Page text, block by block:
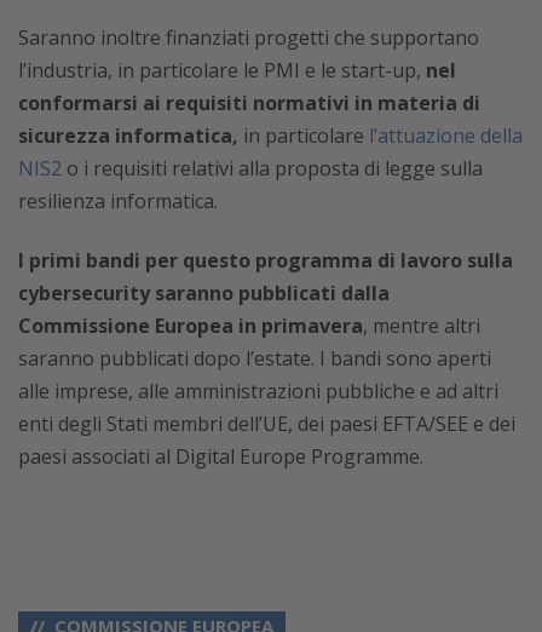
Saranno inoltre finanziati progetti che supportano
l’industria, in particolare le PMI e le start-up, nel
conformarsi ai requisiti normativi in materia di
sicurezza informatica, in particolare l’attuazione della
NIS2 o i requisiti relativi alla proposta di legge sulla
resilienza informatica.
I primi bandi per questo programma di lavoro sulla
cybersecurity saranno pubblicati dalla
Commissione Europea in primavera, mentre altri
saranno pubblicati dopo l’estate. I bandi sono aperti
alle imprese, alle amministrazioni pubbliche e ad altri
enti degli Stati membri dell’UE, dei paesi EFTA/SEE e dei
paesi associati al Digital Europe Programme.
COMMISSIONE EUROPEA